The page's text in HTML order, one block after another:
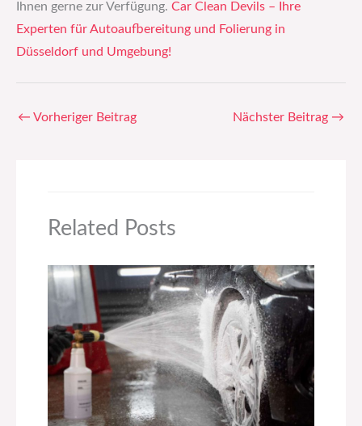
Ihnen gerne zur Verfügung. Car Clean Devils – Ihre
Experten für Autoaufbereitung und Folierung in
Düsseldorf und Umgebung!
← Vorheriger Beitrag Nächster Beitrag →
Related Posts